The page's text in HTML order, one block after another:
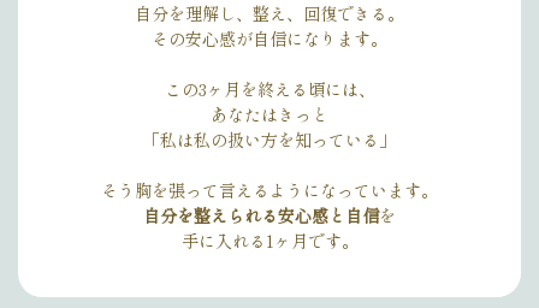
自分を理解し、整え、回復できる。
その安心感が自信になります。
この3ヶ月を終える頃には、
あなたはきっと
「私は私の扱い方を知っている」
そう胸を張って言えるようになっています。
自分を整えられる安心感と自信を
手に入れる1ヶ月です。